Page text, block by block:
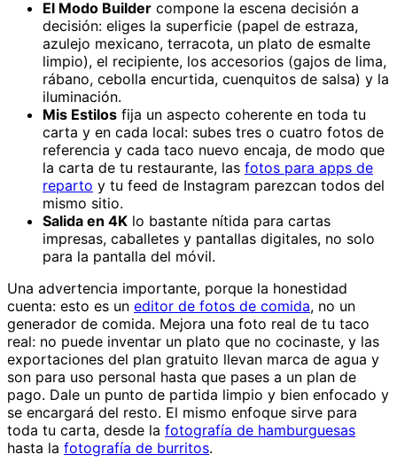
El Modo Builder compone la escena decisión a
decisión: eliges la superficie (papel de estraza,
azulejo mexicano, terracota, un plato de esmalte
limpio), el recipiente, los accesorios (gajos de lima,
rábano, cebolla encurtida, cuenquitos de salsa) y la
iluminación.
Mis Estilos fija un aspecto coherente en toda tu
carta y en cada local: subes tres o cuatro fotos de
referencia y cada taco nuevo encaja, de modo que
la carta de tu restaurante, las fotos para apps de
reparto y tu feed de Instagram parezcan todos del
mismo sitio.
Salida en 4K lo bastante nítida para cartas
impresas, caballetes y pantallas digitales, no solo
para la pantalla del móvil.
Una advertencia importante, porque la honestidad
cuenta: esto es un editor de fotos de comida, no un
generador de comida. Mejora una foto real de tu taco
real: no puede inventar un plato que no cocinaste, y las
exportaciones del plan gratuito llevan marca de agua y
son para uso personal hasta que pases a un plan de
pago. Dale un punto de partida limpio y bien enfocado y
se encargará del resto. El mismo enfoque sirve para
toda tu carta, desde la fotografía de hamburguesas
hasta la fotografía de burritos.